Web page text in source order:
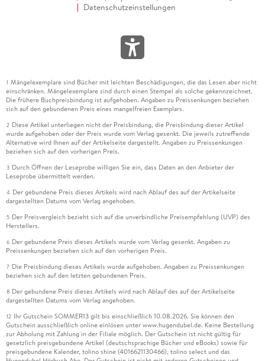
Datenschutzeinstellungen
1 Mängelexemplare sind Bücher mit leichten Beschädigungen, die das Lesen aber nicht
einschränken. Mängelexemplare sind durch einen Stempel als solche gekennzeichnet.
Die frühere Buchpreisbindung ist aufgehoben. Angaben zu Preissenkungen beziehen
sich auf den gebundenen Preis eines mangelfreien Exemplars.
2 Diese Artikel unterliegen nicht der Preisbindung, die Preisbindung dieser Artikel
wurde aufgehoben oder der Preis wurde vom Verlag gesenkt. Die jeweils zutreffende
Alternative wird Ihnen auf der Artikelseite dargestellt. Angaben zu Preissenkungen
beziehen sich auf den vorherigen Preis.
3 Durch Öffnen der Leseprobe willigen Sie ein, dass Daten an den Anbieter der
Leseprobe übermittelt werden.
4 Der gebundene Preis dieses Artikels wird nach Ablauf des auf der Artikelseite
dargestellten Datums vom Verlag angehoben.
5 Der Preisvergleich bezieht sich auf die unverbindliche Preisempfehlung (UVP) des
Herstellers.
6 Der gebundene Preis dieses Artikels wurde vom Verlag gesenkt. Angaben zu
Preissenkungen beziehen sich auf den vorherigen Preis.
7 Die Preisbindung dieses Artikels wurde aufgehoben. Angaben zu Preissenkungen
beziehen sich auf den letzten gebundenen Preis.
8 Der gebundene Preis dieses Artikels wird nach Ablauf des auf der Artikelseite
dargestellten Datums vom Verlag angehoben.
12 Ihr Gutschein SOMMER13 gilt bis einschließlich 10.08.2026. Sie können den
Gutschein ausschließlich online einlösen unter www.hugendubel.de. Keine Bestellung
zur Abholung mit Zahlung in der Filiale möglich. Der Gutschein ist nicht gültig für
gesetzlich preisgebundene Artikel (deutschsprachige Bücher und eBooks) sowie für
preisgebundene Kalender, tolino shine (4016621130466), tolino select und das